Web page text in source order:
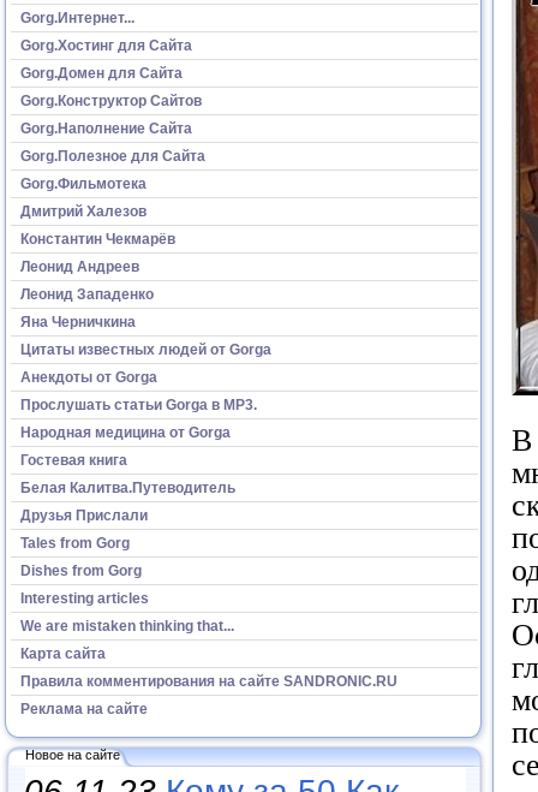
Gorg.Интернет...
Gorg.Хостинг для Сайта
Gorg.Домен для Сайта
Gorg.Конструктор Сайтов
Gorg.Наполнение Сайта
Gorg.Полезное для Сайта
Gorg.Фильмотека
Дмитрий Халезов
Константин Чекмарёв
Леонид Андреев
Леонид Западенко
Яна Черничкина
Цитаты известных людей от Gorga
Анекдоты от Gorga
Прослушать статьи Gorga в МР3.
Народная медицина от Gorga
Гостевая книга
Белая Калитва.Путеводитель
Друзья Прислали
Tales from Gorg
Dishes from Gorg
Interesting articles
We are mistaken thinking that...
Карта сайта
Правила комментирования на сайте SANDRONIC.RU
Реклама на сайте
Новое на сайте
В